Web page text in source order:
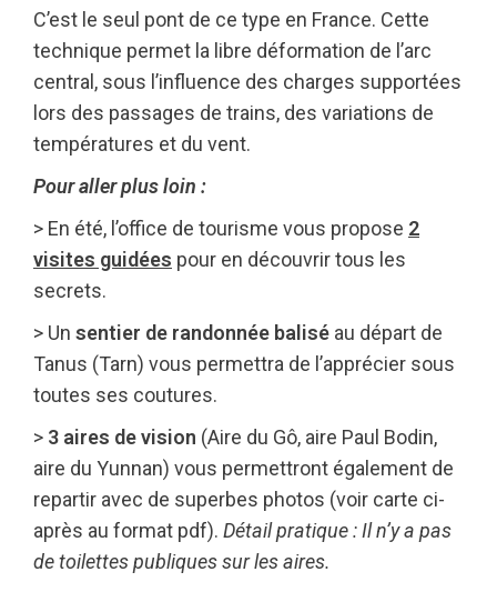
C’est le seul pont de ce type en France. Cette
technique permet la libre déformation de l’arc
central, sous l’influence des charges supportées
lors des passages de trains, des variations de
températures et du vent.
Pour aller plus loin :
> En été, l’office de tourisme vous propose 2
visites guidées pour en découvrir tous les
secrets.
> Un sentier de randonnée balisé au départ de
Tanus (Tarn) vous permettra de l’apprécier sous
toutes ses coutures.
> 3 aires de vision (Aire du Gô, aire Paul Bodin,
aire du Yunnan) vous permettront également de
repartir avec de superbes photos (voir carte ci-
après au format pdf). Détail pratique : Il n’y a pas
de toilettes publiques sur les aires.